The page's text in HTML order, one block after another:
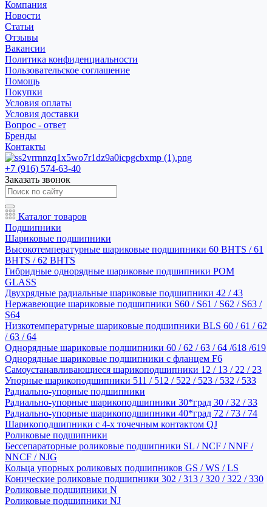
Компания
Новости
Статьи
Отзывы
Вакансии
Политика конфиденциальности
Пользовательское соглашение
Помощь
Покупки
Условия оплаты
Условия доставки
Вопрос - ответ
Бренды
Контакты
+7 (916) 574-63-40
Заказать звонок
Каталог товаров
Подшипники
Шариковые подшипники
Высокотемпературные шариковые подшипники 60 BHTS / 61
BHTS / 62 BHTS
Гибридные однорядные шариковые подшипники POM
GLASS
Двухрядные радиальные шариковые подшипники 42 / 43
Нержавеющие шариковые подшипники S60 / S61 / S62 / S63 /
S64
Низкотемпературные шариковые подшипники BLS 60 / 61 / 62
/ 63 / 64
Однорядные шариковые подшипники 60 / 62 / 63 / 64 /618 /619
Однорядные шариковые подшипники с фланцем F6
Самоустанавливающиеся шарикоподшипники 12 / 13 / 22 / 23
Упорные шарикоподшипники 511 / 512 / 522 / 523 / 532 / 533
Радиально-упорные подшипники
Радиально-упорные шарикоподшипники 30*град 30 / 32 / 33
Радиально-упорные шарикоподшипники 40*град 72 / 73 / 74
Шарикоподшипники с 4-х точечным контактом QJ
Роликовые подшипники
Бессепараторные роликовые подшипники SL / NCF / NNF /
NNCF / NJG
Кольца упорных роликовых подшипников GS / WS / LS
Конические роликовые подшипники 302 / 313 / 320 / 322 / 330
Роликовые подшипники N
Роликовые подшипники NJ